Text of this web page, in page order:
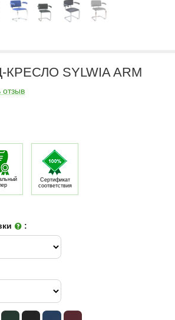
SYLWIA ARM
отзыв
Сертификат
соответствия
: